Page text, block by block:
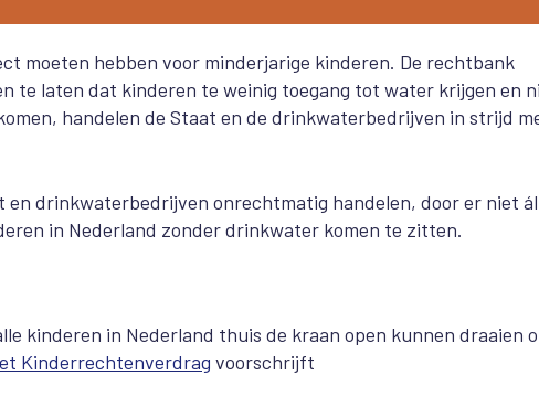
moeten hebben voor minderjarige kinderen. De rechtbank
te laten dat kinderen te weinig toegang tot water krijgen en
handelen de Staat en de drinkwaterbedrijven in strijd
drinkwaterbedrijven onrechtmatig handelen, door er niet
in Nederland zonder drinkwater komen te zitten.
kinderen in Nederland thuis de kraan open kunnen draaien
Kinderrechtenverdrag voorschrijft